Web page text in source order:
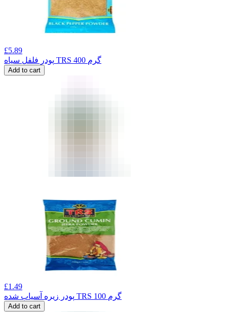
£5.89
پودر فلفل سیاه TRS 400 گرم
Add to cart
£1.49
پودر زیره آسیاب شده TRS 100 گرم
Add to cart